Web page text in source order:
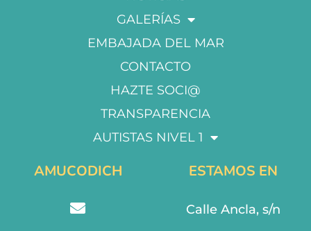
GALERÍAS
EMBAJADA DEL MAR
CONTACTO
HAZTE SOCI@
TRANSPARENCIA
AUTISTAS NIVEL 1
AMUCODICH ESTAMOS EN
Calle Ancla, s/n